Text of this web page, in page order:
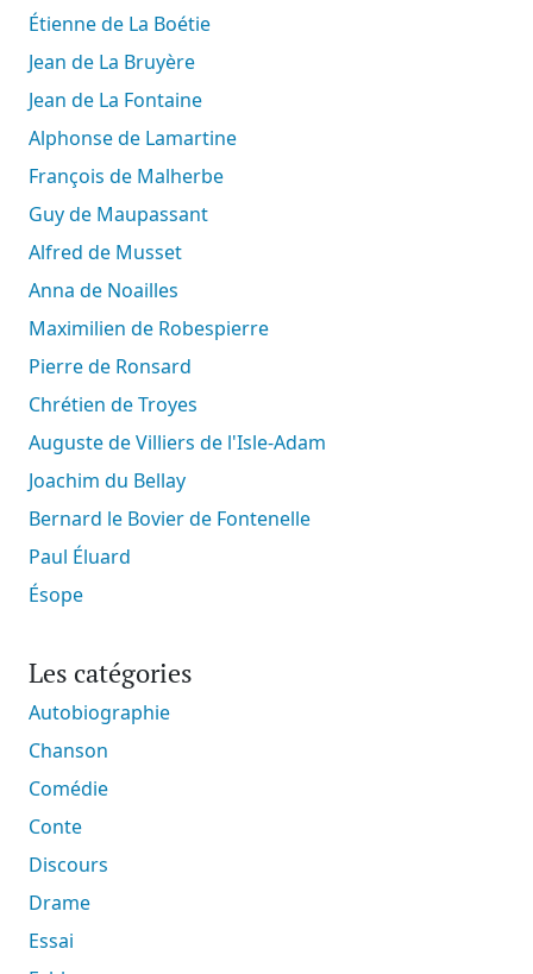
Étienne de La Boétie
Jean de La Bruyère
Jean de La Fontaine
Alphonse de Lamartine
François de Malherbe
Guy de Maupassant
Alfred de Musset
Anna de Noailles
Maximilien de Robespierre
Pierre de Ronsard
Chrétien de Troyes
Auguste de Villiers de l'Isle-Adam
Joachim du Bellay
Bernard le Bovier de Fontenelle
Paul Éluard
Ésope
Les catégories
Autobiographie
Chanson
Comédie
Conte
Discours
Drame
Essai